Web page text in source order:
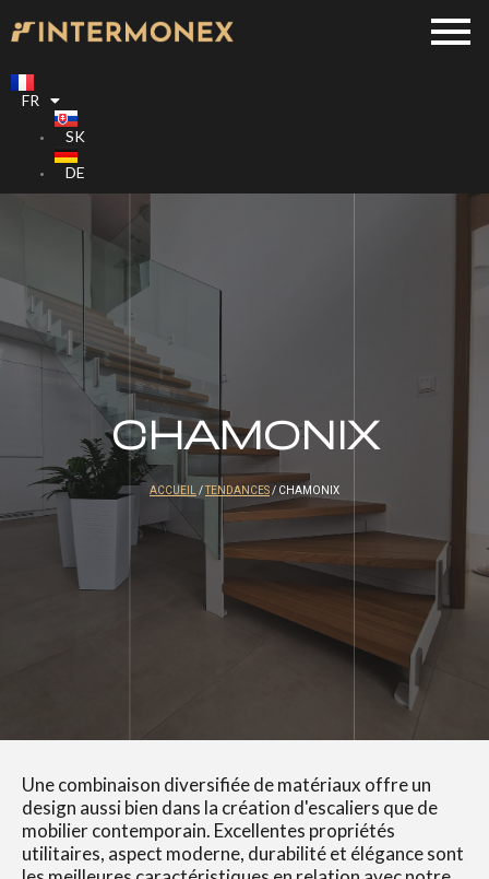
FR
SK
DE
CHAMONIX
ACCUEIL/TENDANCES/ CHAMONIX
Une combinaison diversifiée de matériaux offre un
design aussi bien dans la création d'escaliers que de
mobilier contemporain. Excellentes propriétés
utilitaires, aspect moderne, durabilité et élégance sont